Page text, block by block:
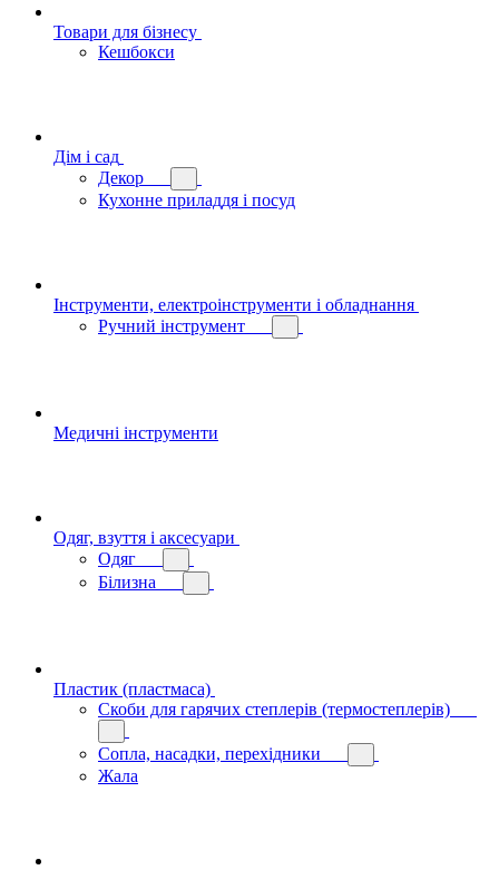
Товари для бізнесу
Кешбокси
Дім і сад
Декор
Кухонне приладдя і посуд
Інструменти, електроінструменти і обладнання
Ручний інструмент
Медичні інструменти
Одяг, взуття і аксесуари
Одяг
Білизна
Пластик (пластмаса)
Скоби для гарячих степлерів (термостеплерів)
Сопла, насадки, перехідники
Жала